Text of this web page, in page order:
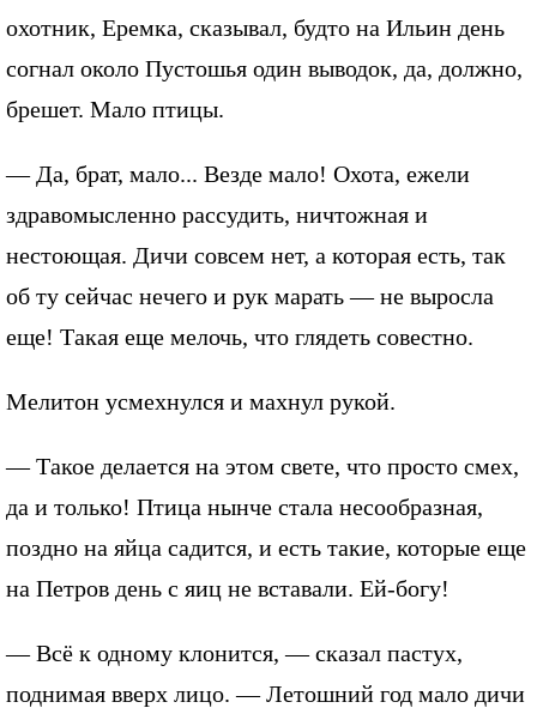
охотник, Еремка, сказывал, будто на Ильин день
согнал около Пустошья один выводок, да, должно,
брешет. Мало птицы.
— Да, брат, мало... Везде мало! Охота, ежели
здравомысленно рассудить, ничтожная и
нестоющая. Дичи совсем нет, а которая есть, так
об ту сейчас нечего и рук марать — не выросла
еще! Такая еще мелочь, что глядеть совестно.
Мелитон усмехнулся и махнул рукой.
— Такое делается на этом свете, что просто смех,
да и только! Птица нынче стала несообразная,
поздно на яйца садится, и есть такие, которые еще
на Петров день с яиц не вставали. Ей-богу!
— Всё к одному клонится, — сказал пастух,
поднимая вверх лицо. — Летошний год мало дичи